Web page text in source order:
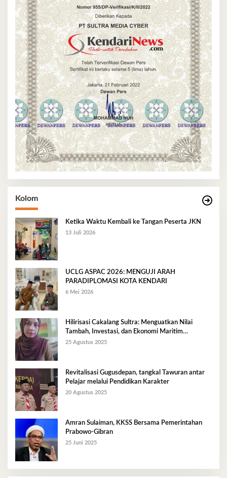
Kolom
Ketika Waktu Kembali ke Tangan Peserta JKN
13 Juli 2026
UCLG ASPAC 2026: MENGUJI ARAH
PARADIPLOMASI KOTA KENDARI
6 Mei 2026
Hilirisasi Cakalang Sultra: Menguatkan Nilai
Tambah, Investasi, dan Ekonomi Maritim
Berkelanjutan
25 Agustus 2025
Revitalisasi Gugusdepan, tangkal Tawuran antar
Pelajar melalui Pendidikan Karakter
20 Agustus 2025
Amran Sulaiman, KKSS Bersama Pemerintahan
Prabowo-Gibran
25 Juni 2025